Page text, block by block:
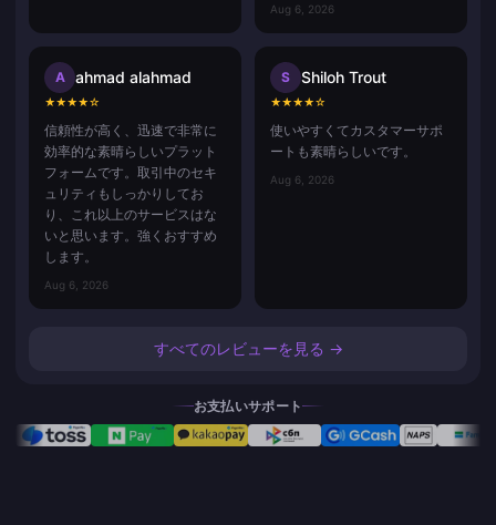
Aug 6, 2026
A ahmad alahmad
★★★★☆
信頼性が高く、迅速で非常に
効率的な素晴らしいプラット
フォームです。取引中のセキ
ュリティもしっかりしてお
り、これ以上のサービスはな
いと思います。強くおすすめ
します。
Aug 6, 2026
S Shiloh Trout
★★★★☆
使いやすくてカスタマーサポ
ートも素晴らしいです。
Aug 6, 2026
すべてのレビューを見る →
お支払いサポート